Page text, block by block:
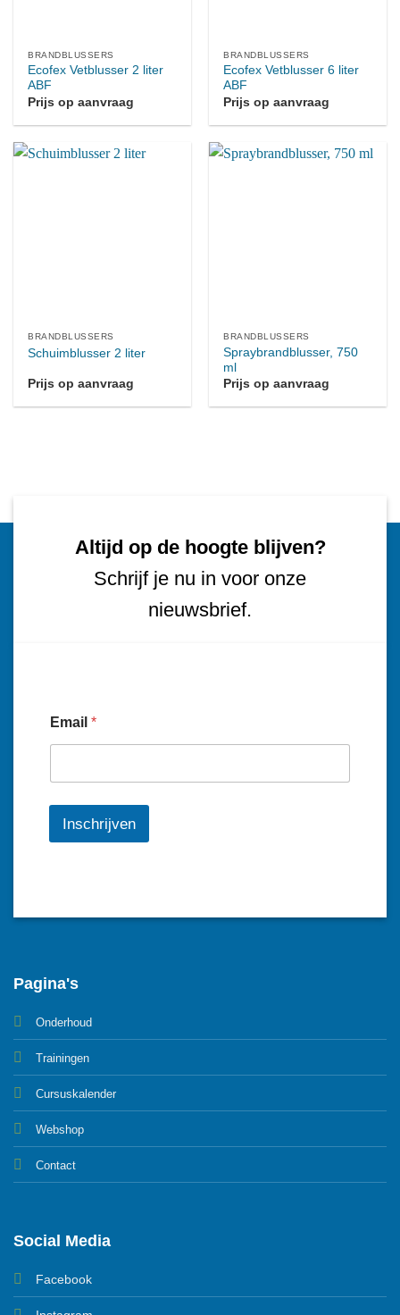
BRANDBLUSSERS
Ecofex Vetblusser 2 liter
ABF
Prijs op aanvraag
BRANDBLUSSERS
Ecofex Vetblusser 6 liter
ABF
Prijs op aanvraag
BRANDBLUSSERS
Schuimblusser 2 liter
Prijs op aanvraag
BRANDBLUSSERS
Spraybrandblusser, 750
ml
Prijs op aanvraag
Altijd op de hoogte blijven?
Schrijf je nu in voor onze
nieuwsbrief.
Email *
Inschrijven
Pagina's
Onderhoud
Trainingen
Cursuskalender
Webshop
Contact
Social Media
Facebook